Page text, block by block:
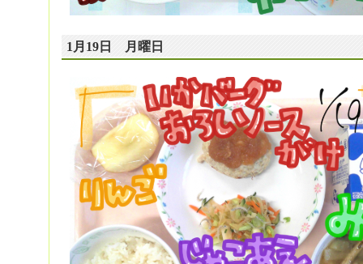
1月19日 月曜日